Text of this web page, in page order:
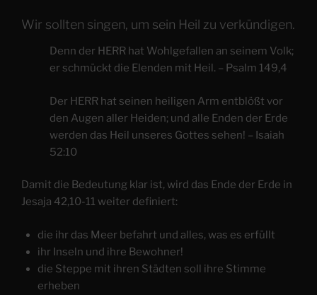
Wir sollten singen, um sein Heil zu verkündigen.
Denn der HERR hat Wohlgefallen an seinem Volk;
er schmückt die Elenden mit Heil. – Psalm 149,4
Der HERR hat seinen heiligen Arm entblößt vor
den Augen aller Heiden; und alle Enden der Erde
werden das Heil unseres Gottes sehen! – Isaiah
52:10
Damit die Bedeutung klar ist, wird das Ende der Erde in
Jesaja 42,10-11 weiter definiert:
die ihr das Meer befahrt und alles, was es erfüllt
ihr Inseln und ihre Bewohner!
die Steppe mit ihren Städten soll ihre Stimme
erheben